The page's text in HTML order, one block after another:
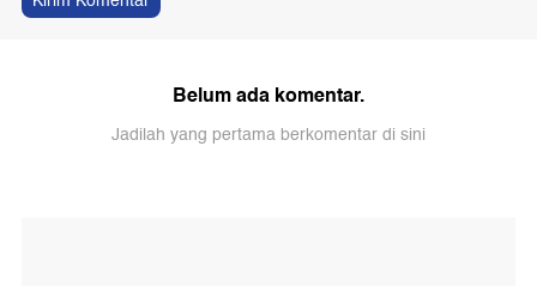
Belum ada komentar.
Jadilah yang pertama berkomentar di sini